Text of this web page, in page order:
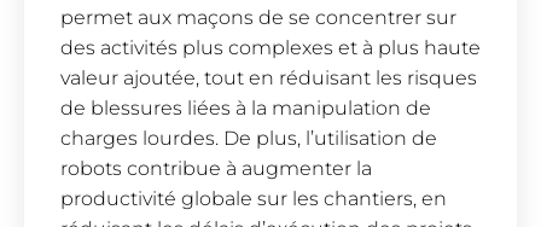
permet aux maçons de se concentrer sur
des activités plus complexes et à plus haute
valeur ajoutée, tout en réduisant les risques
de blessures liées à la manipulation de
charges lourdes. De plus, l’utilisation de
robots contribue à augmenter la
productivité globale sur les chantiers, en